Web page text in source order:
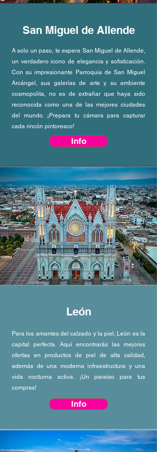
San Miguel de Allende
A solo un paso, te espera San Miguel de Allende,
un verdadero icono de elegancia y sofisticación.
Con su impresionante Parroquia de San Miguel
Arcángel, sus galerías de arte y su ambiente
cosmopolita, no es de extrañar que haya sido
reconocida como una de las mejores ciudades
del mundo. ¡Prepara tu cámara para capturar
cada rincón pintoresco!
Info
León
Para los amantes del calzado y la piel, León es la
capital perfecta. Aquí encontrarás las mejores
ofertas en productos de piel de alta calidad,
además de una moderna infraestructura y una
vida nocturna activa. ¡Un paraíso para tus
compras!
Info